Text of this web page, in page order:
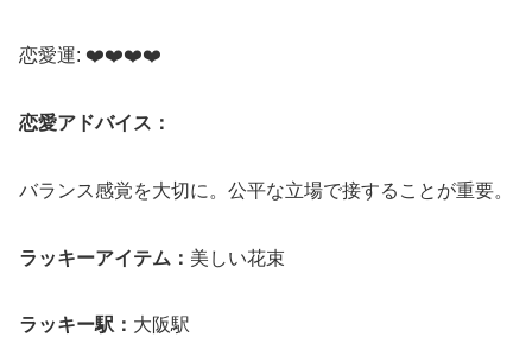
恋愛運: ❤️❤️❤️❤️
恋愛アドバイス：
バランス感覚を大切に。公平な立場で接することが重要。
ラッキーアイテム： 美しい花束
ラッキー駅： 大阪駅